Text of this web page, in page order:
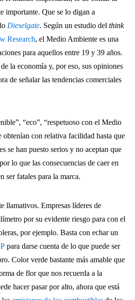
importante. Que se lo digan a
Dieselgate. Según un estudio del think
Research, el Medio Ambiente es una
para aquellos entre 19 y 39 años.
la economía y, por eso, sus opiniones
de señalar las tendencias comerciales
“eco”, “respetuoso con el Medio
obtenían con relativa facilidad hasta que
se han puesto serios y no aceptan que
lo que las consecuencias de caer en
ser fatales para la marca.
llamativos. Empresas líderes de
por su evidente riesgo para con el
por ejemplo. Basta con echar un
para darse cuenta de lo que puede ser
Color verde bastante más amable que
de flor que nos recuerda a la
hacer pasar por alto, ahora que está